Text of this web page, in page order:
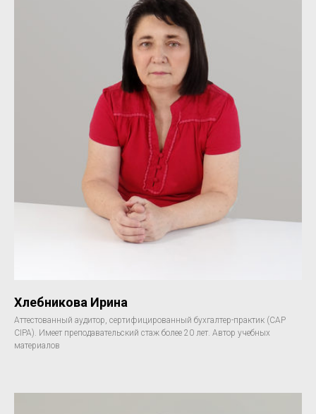
Хлебникова Ирина
Аттестованный аудитор, сертифицированный бухгалтер-практик (САР
CIPA). Имеет преподавательский стаж более 20 лет. Автор учебных
материалов